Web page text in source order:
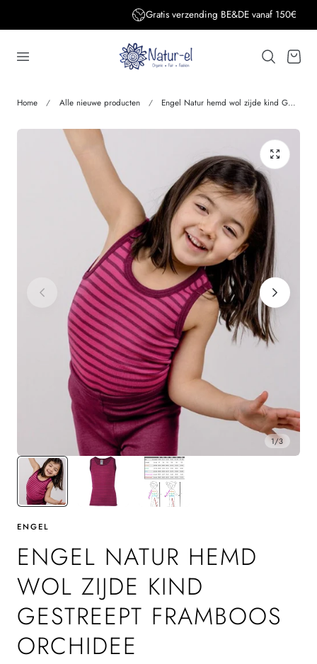
Gratis verzending BE&DE vanaf 150€
Home Alle nieuwe producten Engel Natur hemd wol zijde kind GESTREEPT Framboos orchidee
1/3
ENGEL
ENGEL NATUR HEMD
WOL ZIJDE KIND
GESTREEPT FRAMBOOS
ORCHIDEE